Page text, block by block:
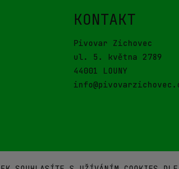
KONTAKT
Pivovar Zichovec
ul. 5. května 2789
44001 LOUNY